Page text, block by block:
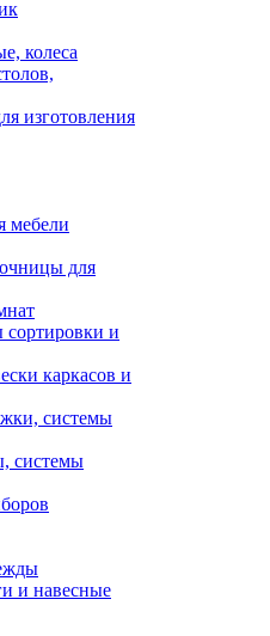
колеса
изготовления
мебели
для
сортировки и
каркасов и
системы
системы
и навесные